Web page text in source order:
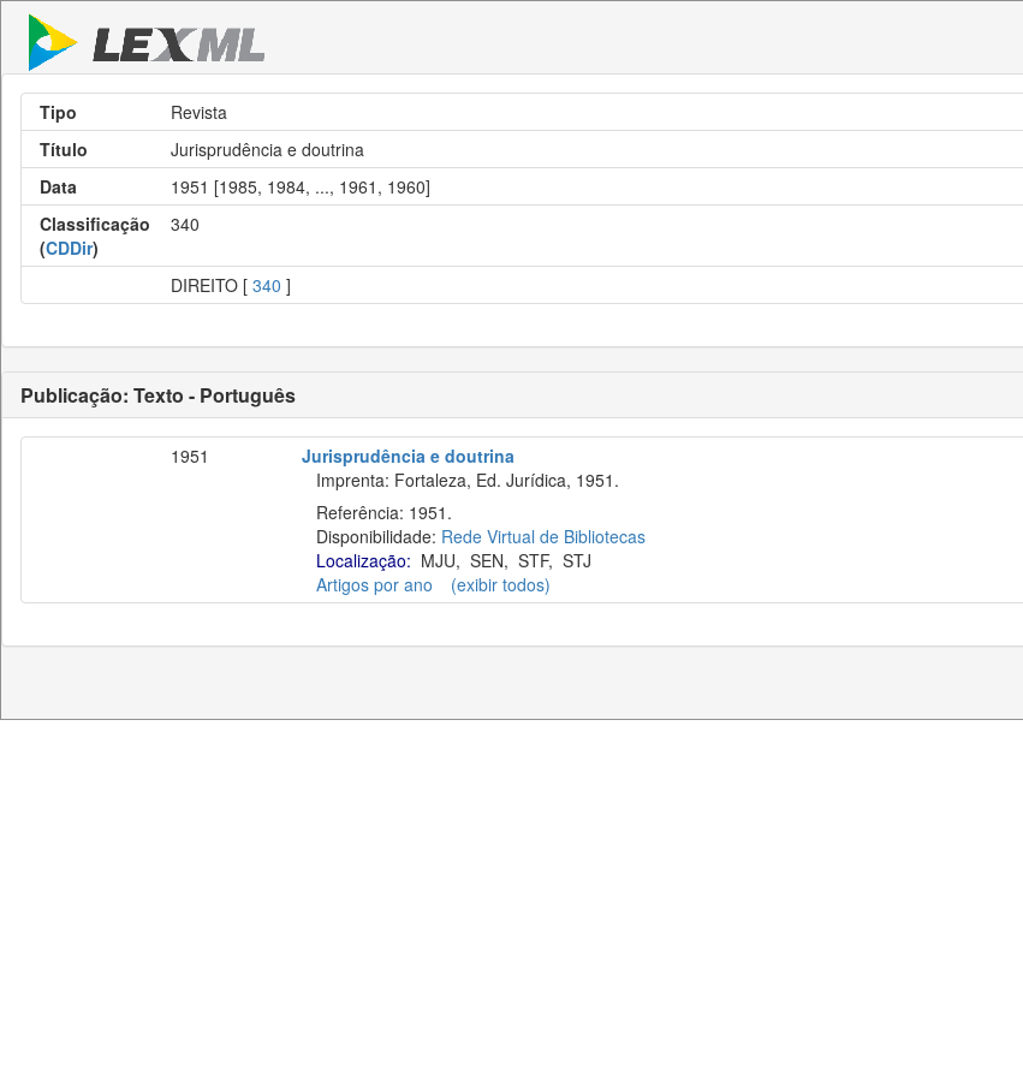
Tipo
Revista
Título
Jurisprudência e doutrina
Data
1951 [1985, 1984, ..., 1961, 1960]
Classificação
(CDDir)
340
DIREITO [ 340 ]
Publicação: Texto - Português
1951
Jurisprudência e doutrina
Imprenta: Fortaleza, Ed. Jurídica, 1951.
Referência: 1951.
Disponibilidade: Rede Virtual de Bibliotecas
Localização: MJU, SEN, STF, STJ
Artigos por ano
(exibir todos)